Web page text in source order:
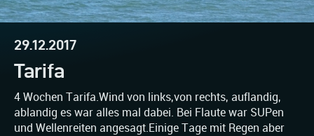
29.12.2017
Tarifa
4 Wochen Tarifa.Wind von links,von rechts, auflandig,
ablandig es war alles mal dabei. Bei Flaute war SUPen
und Wellenreiten angesagt.Einige Tage mit Regen aber